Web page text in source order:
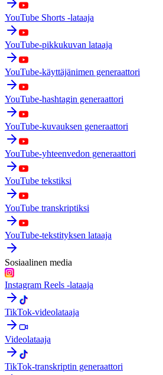
YouTube Shorts -lataaja
YouTube-pikkukuvan lataaja
YouTube-käyttäjänimen generaattori
YouTube-hashtagin generaattori
YouTube-kuvauksen generaattori
YouTube-yhteenvedon generaattori
YouTube tekstiksi
YouTube transkriptiksi
YouTube-tekstityksen lataaja
Sosiaalinen media
Instagram Reels -lataaja
TikTok-videolataaja
Videolataaja
TikTok-transkriptin generaattori